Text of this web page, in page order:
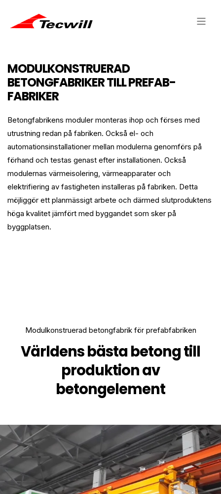
MODULKONSTRUERAD
BETONGFABRIKER TILL PREFAB-
FABRIKER
Betongfabrikens moduler monteras ihop och förses med
utrustning redan på fabriken. Också el- och
automationsinstallationer mellan modulerna genomförs på
förhand och testas genast efter installationen. Också
modulernas värmeisolering, värmeapparater och
elektrifiering av fastigheten installeras på fabriken. Detta
möjliggör ett planmässigt arbete och därmed slutproduktens
höga kvalitet jämfört med byggandet som sker på
byggplatsen.
Modulkonstruerad betongfabrik för prefabfabriken
Världens bästa betong till
produktion av
betongelement